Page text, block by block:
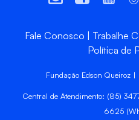
Fale Conosco Trabalhe
Política de
Fundação Edson Queiroz |
Central de Atendimento: (85)
6625